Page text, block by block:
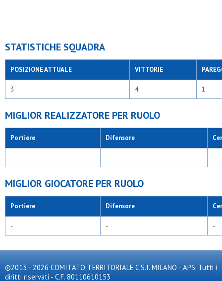
STATISTICHE SQUADRA
POSIZIONE ATTUALE VITTORIE
3 4 1
MIGLIOR REALIZZATORE PER RUOLO
Portiere Difensore
- - -
MIGLIOR GIOCATORE PER RUOLO
Portiere Difensore
- - -
©2013 - 2026 COMITATO TERRITORIALE C.S.I. MILANO - APS. Tutti i
diritti riservati - C.F. 80110610153